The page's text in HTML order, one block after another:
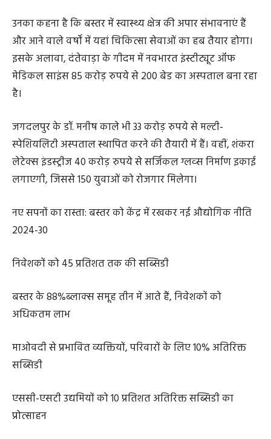
उनका कहना है कि बस्तर में स्वास्थ्य क्षेत्र की अपार संभावनाएं हैं
और आने वाले वर्षों में यहां चिकित्सा सेवाओं का हब तैयार होगा।
इसके अलावा, दंतेवाड़ा के गीदम में नवभारत इंस्टीट्यूट ऑफ
मेडिकल साइंस 85 करोड़ रुपये से 200 बेड का अस्पताल बना रहा
है।
जगदलपुर के डॉ. मनीष काले भी 33 करोड़ रुपये से मल्टी-
स्पेशियलिटी अस्पताल स्थापित करने की तैयारी में हैं। वहीं, शंकरा
लेटेक्स इंडस्ट्रीज 40 करोड़ रुपये से सर्जिकल ग्लव्स निर्माण इकाई
लगाएगी, जिससे 150 युवाओं को रोजगार मिलेगा।
नए सपनों का रास्ता: बस्तर को केंद्र में रखकर नई औद्योगिक नीति
2024-30
निवेशकों को 45 प्रतिशत तक की सब्सिडी
बस्तर के 88%ब्लाक्स समूह तीन में आते हैं, निवेशकों को
अधिकतम लाभ
माओवदी से प्रभावित व्यक्तियों, परिवारों के लिए 10% अतिरिक्त
सब्सिडी
एससी-एसटी उद्यमियों को 10 प्रतिशत अतिरिक्त सब्सिडी का
प्रोत्साहन